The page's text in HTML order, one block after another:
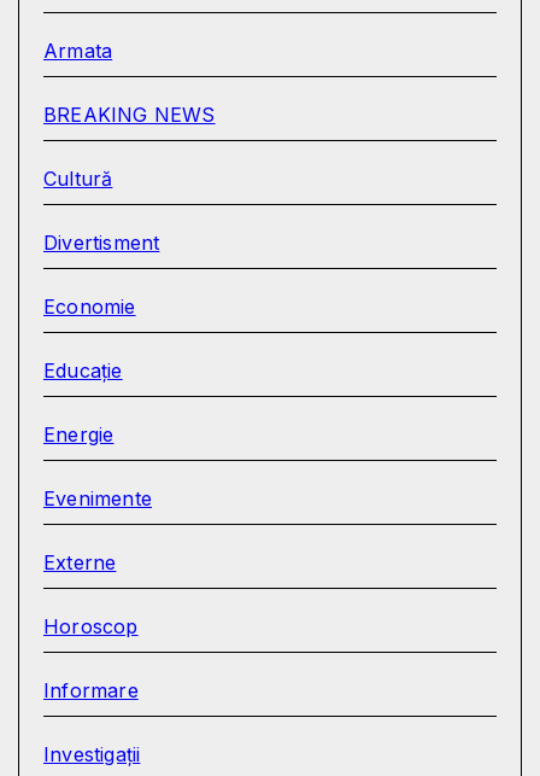
Armata
BREAKING NEWS
Cultură
Divertisment
Economie
Educație
Energie
Evenimente
Externe
Horoscop
Informare
Investigații